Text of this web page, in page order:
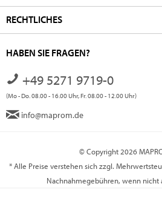
RECHTLICHES
HABEN SIE FRAGEN?
+49 5271 9719-0
(Mo - Do. 08.00 - 16.00 Uhr, Fr. 08.00 - 12.00 Uhr)
info@maprom.de
© Copyright 2026
* Alle Preise verstehen sich zzgl.
Nachnahmegebühren, wenn nicht